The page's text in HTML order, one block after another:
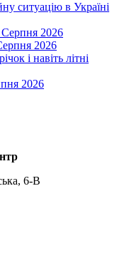
ситуацію в Україні
2026
2026
і навіть літні
2026
6-В